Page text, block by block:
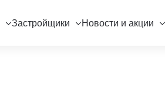
Застройщики Новости и акции